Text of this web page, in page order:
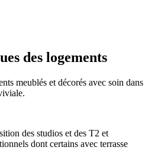
des logements
meublés et décorés avec soin dans
des studios et des T2 et
dont certains avec terrasse